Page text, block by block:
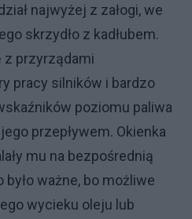
najwyżej z załogi, we
skrzydło z kadłubem.
z przyrządami
pracy silników i bardzo
poziomu paliwa
przepływem. Okienka
mu na bezpośrednią
ważne, bo możliwe
wycieku oleju lub